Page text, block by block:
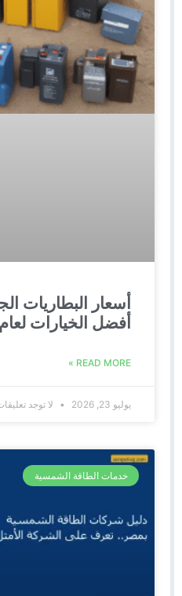
أسعار البطاريات
أفضل الخيارات لعام 2026
READ MORE »
يوليو 23, 2026 لا توجد تعليقات
خدمات الطاقة الشمسية